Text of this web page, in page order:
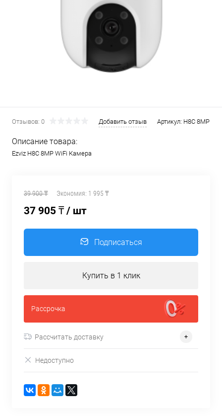
Отзывов: 0 Добавить отзыв Артикул: H8C 8MP
Описание товара:
Ezviz H8C 8MP WiFi Камера
39 900 ₸ Экономия: 1 995 ₸
37 905 ₸ / шт
Подписаться
Купить в 1 клик
Рассрочка
Рассчитать доставку
Недоступно